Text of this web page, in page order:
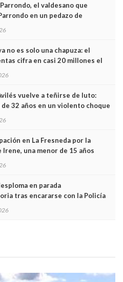
el valdesano que
en un pedazo de
no es solo una chapuza: el
cifra en casi 20 millones el
trenes que no cabían por los
vuelve a teñirse de luto:
32 años en un violento choque
en La Fresneda por la
Irene, una menor de 15 años
en parada
tras encararse con la Policía